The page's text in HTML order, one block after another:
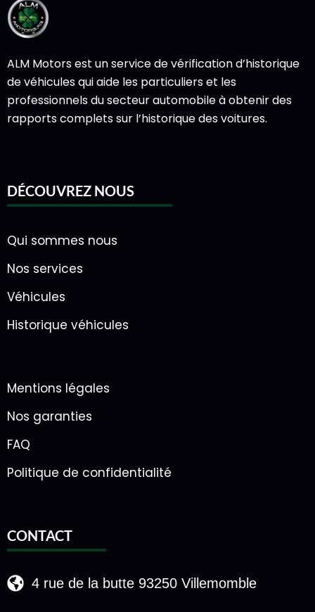
ALM Motors est un service de vérification d’historique
de véhicules qui aide les particuliers et les
professionnels du secteur automobile à obtenir des
rapports complets sur l’historique des voitures.
DÉCOUVREZ NOUS
Qui sommes nous
Nos services
Véhicules
Historique véhicules
Mentions légales
Nos garanties
FAQ
Politique de confidentialité
CONTACT
4 rue de la butte 93250 Villemomble